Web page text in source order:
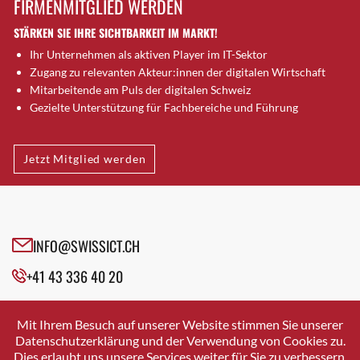
Brütten
Bubendorf
Bubikon
Buchs (SG)
Burgdorf
Bülach
Cazis
Cham
Davos Platz
Davos Platz 1
Dietikon
Dietlikon
FIRMENMITGLIED WERDEN
STÄRKEN SIE IHRE SICHTBARKEIT IM MARKT!
Ihr Unternehmen als aktiven Player im IT-Sektor
Zugang zu relevanten Akteur:innen der digitalen Wirtschaft
Mitarbeitende am Puls der digitalen Schweiz
Gezielte Unterstützung für Fachbereiche und Führung
Jetzt Mitglied werden
INFO@SWISSICT.CH
+41 43 336 40 20
SWISSICT
VULKANSTRASSE 120
8048 ZURICH
Mit Ihrem Besuch auf unserer Website stimmen Sie unserer
Datenschutzerklärung und der Verwendung von Cookies zu.
Dies erlaubt uns unsere Services weiter für Sie zu verbessern.